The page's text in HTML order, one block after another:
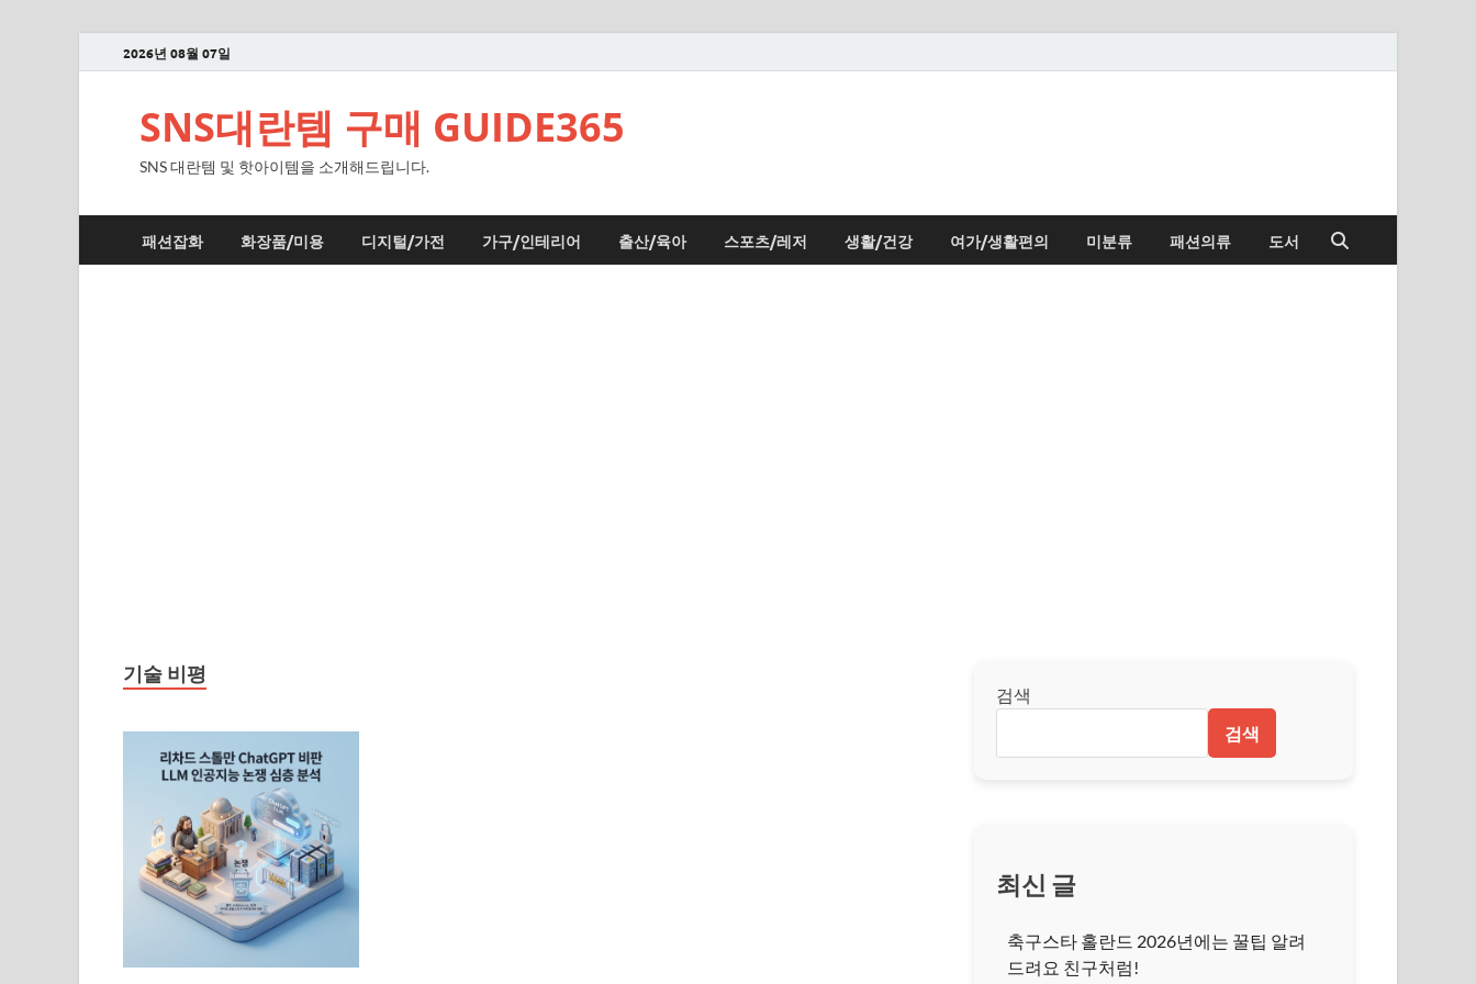
2026년 08월 07일
SNS대란템 구매 GUIDE365
SNS 대란템 및 핫아이템을 소개해드립니다.
패션잡화 화장품/미용 디지털/가전 가구/인테리어 출산/육아 스포츠/레저 생활/건강 여가/생활편의 미분류 패션의류 도서
기술 비평
검색
검색
최신 글
축구스타 홀란드 2026년에는 꿀팁 알려
드려요 친구처럼!